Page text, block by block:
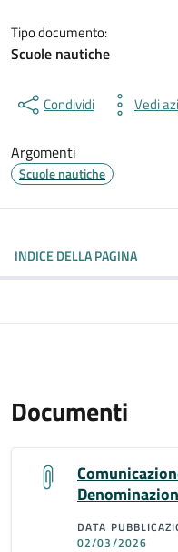
Tipo documento:
Scuole nautiche
Condividi Vedi
Argomenti
Scuole nautiche
INDICE DELLA PAGINA
Documenti
DATA
02/03/2026